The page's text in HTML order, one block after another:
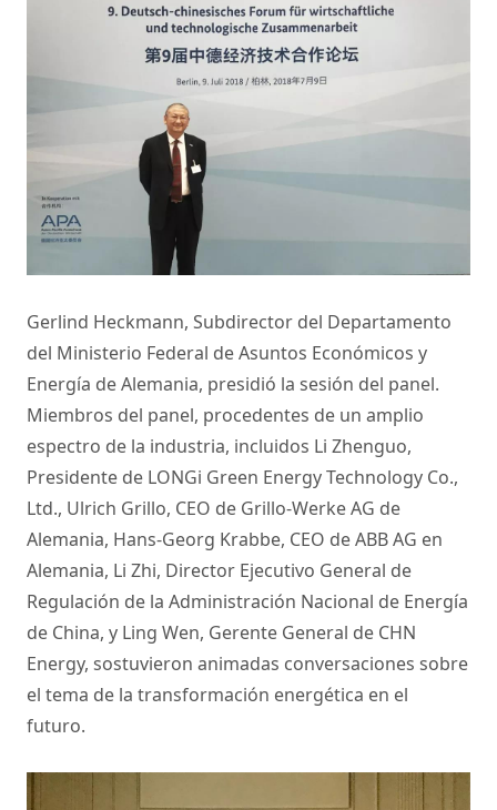
Gerlind Heckmann, Subdirector del Departamento
del Ministerio Federal de Asuntos Económicos y
Energía de Alemania, presidió la sesión del panel.
Miembros del panel, procedentes de un amplio
espectro de la industria, incluidos Li Zhenguo,
Presidente de LONGi Green Energy Technology Co.,
Ltd., Ulrich Grillo, CEO de Grillo-Werke AG de
Alemania, Hans-Georg Krabbe, CEO de ABB AG en
Alemania, Li Zhi, Director Ejecutivo General de
Regulación de la Administración Nacional de Energía
de China, y Ling Wen, Gerente General de CHN
Energy, sostuvieron animadas conversaciones sobre
el tema de la transformación energética en el
futuro.